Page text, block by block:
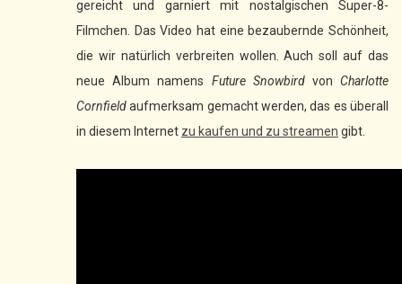
gereicht und garniert mit nostalgischen Super-8-
Filmchen. Das Video hat eine bezaubernde Schönheit,
die wir natürlich verbreiten wollen. Auch soll auf das
neue Album namens Future SnowbirdvonCharlotte
Cornfieldaufmerksam gemacht werden, das es überall
in diesem Internet zu kaufen und zu streamen gibt.